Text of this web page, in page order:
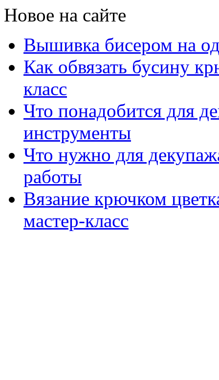
Новое на сайте
Вышивка бисером на
Как обвязать бусину
класс
Что понадобится для
инструменты
Что нужно для
работы
Вязание крючком
мастер-класс